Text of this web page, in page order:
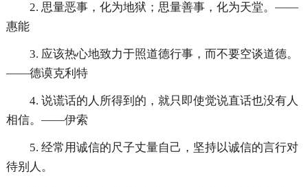
2. 思量恶事，化为地狱；思量善事，化为天堂。——
惠能
3. 应该热心地致力于照道德行事，而不要空谈道德。
——德谟克利特
4. 说谎话的人所得到的，就只即使觉说直话也没有人
相信。——伊索
5. 经常用诚信的尺子丈量自己，坚持以诚信的言行对
待别人。